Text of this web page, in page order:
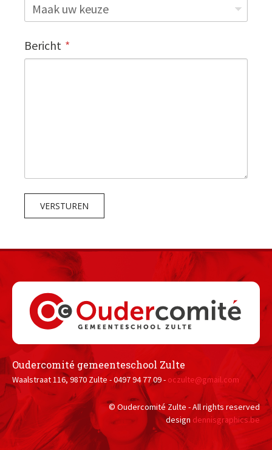
Maak uw keuze
Bericht
VERSTUREN
Oudercomité gemeenteschool Zulte
Waalstraat 116, 9870 Zulte - 0497 94 77 09 - oczulte@gmail.com
© Oudercomité Zulte - All rights reserved
design dennisgraphics.be